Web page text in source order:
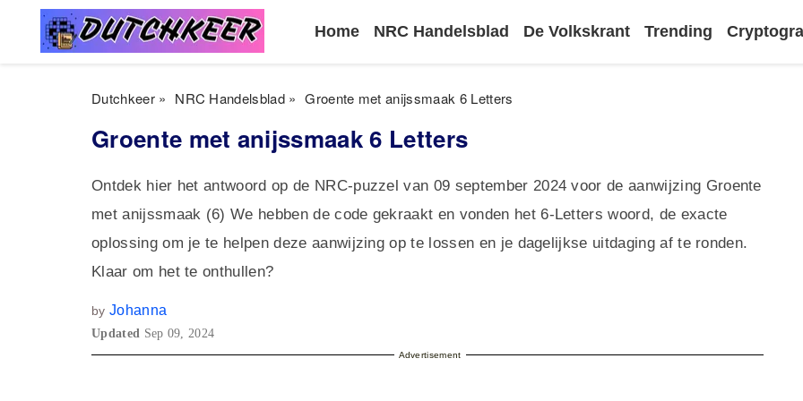
Home NRC Handelsblad De Volkskrant Trending
Dutchkeer» NRC Handelsblad » Groente met anijssmaak 6 Letters
Groente met anijssmaak 6 Letters
Ontdek hier het antwoord op de NRC-puzzel van 09 september 2024 voor de aanwijzing Groente
met anijssmaak (6) We hebben de code gekraakt en vonden het 6-Letters woord, de exacte
oplossing om je te helpen deze aanwijzing op te lossen en je dagelijkse uitdaging af te ronden.
Klaar om het te onthullen?
by Johanna
Updated Sep 09, 2024
Advertisement